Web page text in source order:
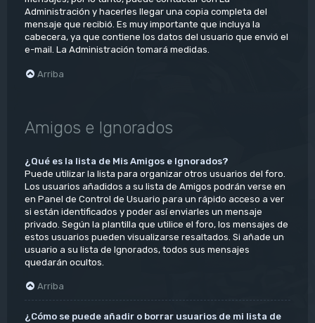
Administración y hacerles llegar una copia completa del
mensaje que recibió. Es muy importante que incluya la
cabecera, ya que contiene los datos del usuario que envió el
e-mail. La Administración tomará medidas.
Arriba
Amigos e Ignorados
¿Qué es la lista de Mis Amigos e Ignorados?
Puede utilizar la lista para organizar otros usuarios del foro.
Los usuarios añadidos a su lista de Amigos podrán verse en
en Panel de Control de Usuario para un rápido acceso a ver
si están identificados y poder así enviarles un mensaje
privado. Según la plantilla que utilice el foro, los mensajes de
estos usuarios pueden visualizarse resaltados. Si añade un
usuario a su lista de Ignorados, todos sus mensajes
quedarán ocultos.
Arriba
¿Cómo se puede añadir o borrar usuarios de mi lista de